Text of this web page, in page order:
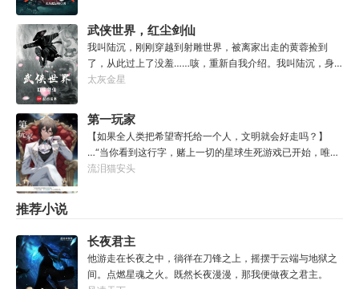
气”“叮，暴君很满意你提供的血食，掉落了一份装备图纸：
暴君拳套”张子鱼看着一个个拟态栅栏饲养着的怪物，不由得
琢磨道：“卖原材料没钱途，看来是得搞搞再加工的副业
了。”
武侠世界，红尘剑仙
我叫陆沉，刚刚穿越到射雕世界，被离家出走的黄蓉捡到
了，从此过上了没羞……咳，重新自我介绍。我叫陆沉，身
怀一道“诛仙剑意”，先是穿越到了一个科技与超能并存，妖
仙剑意”，习得诛仙之剑。可这个世界虽然高能，偏偏没有超
凡武道，无处可学超凡剑术。好在“诛仙剑意”还可送我穿越
到各种武侠世界。射雕、倚天、笑傲、天龙、大唐……各派
剑术，尽可习得！嗯，首穿射雕，被黄蓉捡到，真是可喜可
贺。……世家豪门、异术超能，巨舰飞机、枪炮战车，妖邪
太灰金星
第一玩家
【如果全人类把希望寄托给一个人，文明就会好走吗？】
…“当你看到这行字，赌上一切的星球生死游戏已开始，唯有
赢到最后，方能赢回故乡文明”“我是苏明安，拥有仅我得知
文明最后的引灯者】”“丧尸世界的救世主、人狼镇的占卜
师、魔幻世界的恶龙、海妖之世的神明、至高城邦AI的博
士、古国的皇子、蒸汽时代的侦探、中世纪的至高魔法使…
都是我“我以谎言欺骗世界，无数次回档摸黑前行”“一次次埋
流泪猫安头
推荐小说
长夜君主
他游走在长夜之中，徜徉在刀锋之上，摇摆于云端与地狱之
间。点燃星魂之火。既然长夜漫漫，那我便做夜之君主。